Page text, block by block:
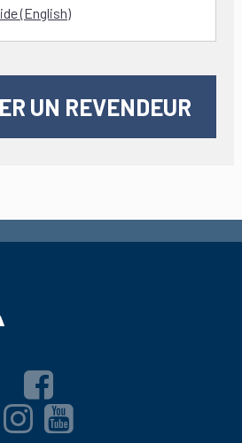
(English)
UN REVENDEUR